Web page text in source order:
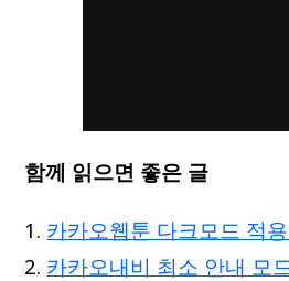
함께 읽으면 좋은 글
카카오웹툰 다크모드 적
카카오내비 최소 안내 모